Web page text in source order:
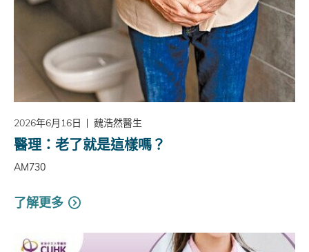
2026年6月16日 魏浩然醫生
醫理：老了就是這樣嗎？
AM730
了解更多